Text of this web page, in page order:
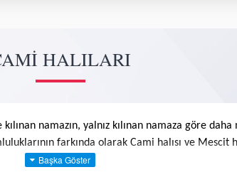
HALILARI
namazın, yalnız kılınan namaza göre
farkında olarak Cami halısı ve Mescit